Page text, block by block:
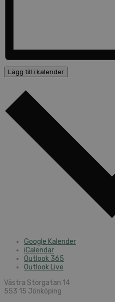
Lägg till i kalender
Google Kalender
iCalendar
Outlook 365
Outlook Live
Västra Storgatan 14
553 15 Jönköping